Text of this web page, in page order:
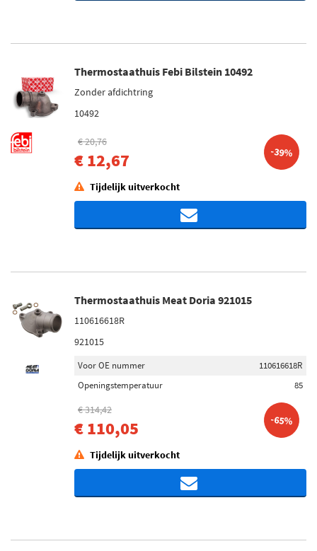
Thermostaathuis Febi Bilstein 10492
Zonder afdichtring
10492
€ 20,76
€ 12,67 -39%
Tijdelijk uitverkocht
Thermostaathuis Meat Doria 921015
110616618R
921015
Voor OE nummer
110616618R
Openingstemperatuur
85
€ 314,42
€ 110,05 -65%
Tijdelijk uitverkocht